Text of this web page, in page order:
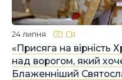
«Присяга на вірність
над ворогом, який
Блаженніший
24 липня